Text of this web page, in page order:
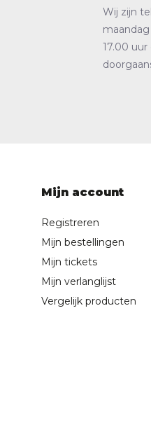
Wij zijn
17.00
Mijn account
Registreren
Mijn bestellingen
Mijn tickets
Mijn verlanglijst
Vergelijk producten